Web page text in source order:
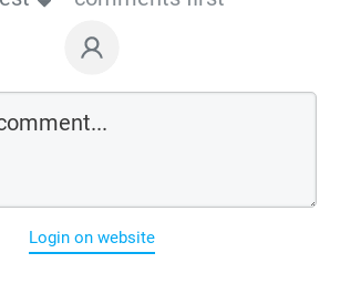
Login on website